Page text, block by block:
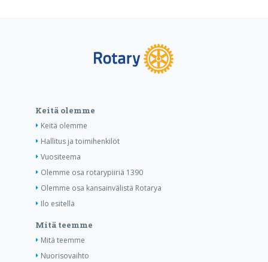
Keitä olemme
Keitä olemme
Hallitus ja toimihenkilöt
Vuositeema
Olemme osa rotarypiiriä 1390
Olemme osa kansainvälistä Rotarya
Ilo esitellä
Mitä teemme
Mitä teemme
Nuorisovaihto